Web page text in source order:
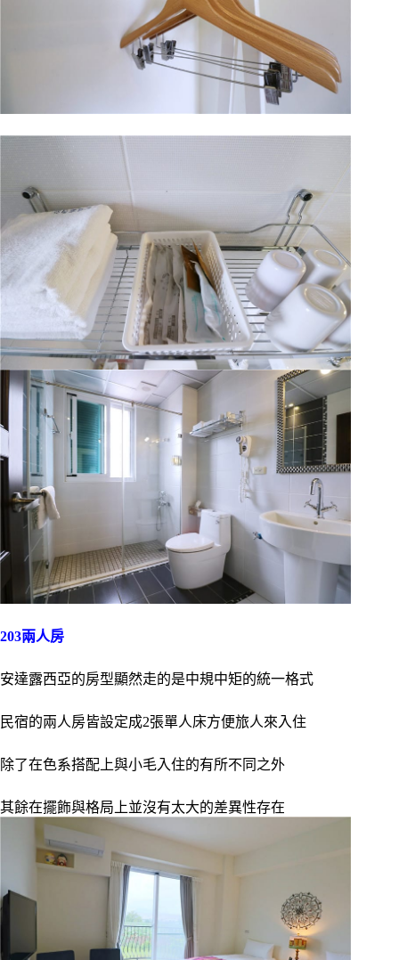
203兩人房
安達露西亞的房型顯然走的是中規中矩的統一格式
民宿的兩人房皆設定成2張單人床方便旅人來入住
除了在色系搭配上與小毛入住的有所不同之外
其餘在擺飾與格局上並沒有太大的差異性存在